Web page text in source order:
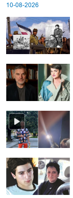
10-08-2026